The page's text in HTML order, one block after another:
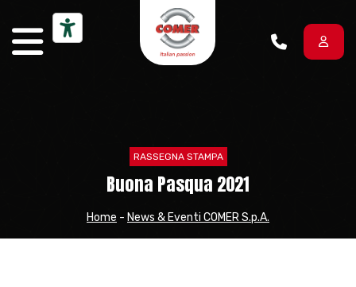
RASSEGNA STAMPA
Buona Pasqua 2021
Home - News & Eventi COMER S.p.A.